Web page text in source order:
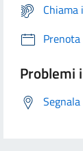
Problemi